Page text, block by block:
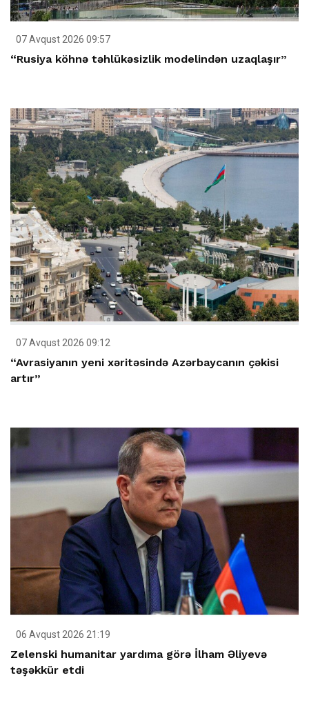
07 Avqust 2026 09:57
“Rusiya köhnə təhlükəsizlik modelindən uzaqlaşır”
07 Avqust 2026 09:12
“Avrasiyanın yeni xəritəsində Azərbaycanın çəkisi
artır”
06 Avqust 2026 21:19
Zelenski humanitar yardıma görə İlham Əliyevə
təşəkkür etdi